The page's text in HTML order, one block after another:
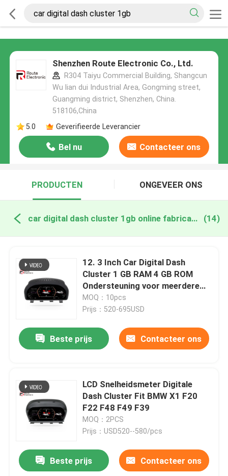
Shenzhen Route Electronic Co., Ltd.
R304 Taiyu Commercial Building, Shangcun
Wu lian dui Industrial Area, Gongming street,
Guangming district, Shenzhen, China.
518106,China
5.0
Geverifieerde Leverancier
Bel nu Contacteer ons
PRODUCTEN ONGEVEER ONS
car digital dash cluster 1gb online fabricage (14)
12. 3 Inch Car Digital Dash
Cluster 1 GB RAM 4 GB ROM
Ondersteuning voor meerdere
talen
MOQ：10pcs
Prijs：520-695USD
Beste prijs Contacteer ons
LCD Snelheidsmeter Digitale
Dash Cluster Fit BMW X1 F20
F22 F48 F49 F39
MOQ：2PCS
Prijs：USD520--580/pcs
Beste prijs Contacteer ons